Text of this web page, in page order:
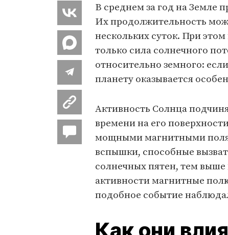
В среднем за год на Земле
Их продолжительность
нескольких суток. При
только сила солнечного
относительно земного:
планету оказывается
Активность Солнца
времени на его
мощными магнитными
вспышки, способные
солнечных пятен, тем
активности магнитные
подобное событие